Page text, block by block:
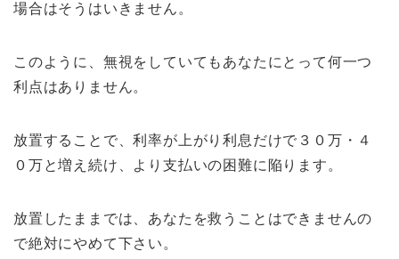
場合はそうはいきません。
このように、無視をしていてもあなたにとって何一つ
利点はありません。
放置することで、利率が上がり利息だけで３０万・４
０万と増え続け、より支払いの困難に陥ります。
放置したままでは、あなたを救うことはできませんの
で絶対にやめて下さい。